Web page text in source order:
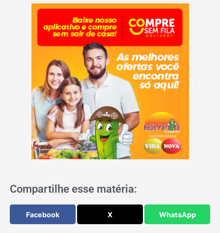
Compartilhe esse matéria:
Facebook X WhatsApp